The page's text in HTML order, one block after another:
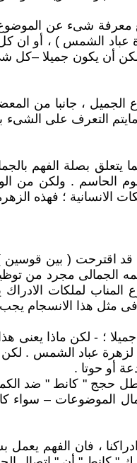
معرفة شىء عن
عباد الشمس ) ، أو
يكون جميلا –كل
، جانبا من
التعرف على
بصلة الفهم
. ولكن من
الانسانية ؛ فهذه
اقترحت ( بين
الجمالى مجرد من
لملكات الادراك
فى مثل هذا
؛ - لكن ماذا يعنى
عباد الشمس . لكن
أو حوتا .
حجج " كانط " ضد
الموضوعات – سواء
ادراكنا ، فان الفهم